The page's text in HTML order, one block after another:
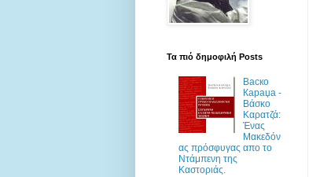
Τα πιό δημοφιλή Posts
Васко
Караџа -
Βάσκο
Καρατζά:
Ένας
Μακεδόν
ας πρόσφυγας απο το
Ντάμπενη της
Καστοριάς.